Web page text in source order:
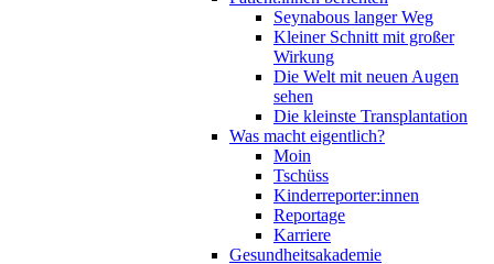
Seynabous langer Weg
Kleiner Schnitt mit großer
Wirkung
Die Welt mit neuen Augen
sehen
Die kleinste Transplantation
Was macht eigentlich?
Moin
Tschüss
Kinderreporter:innen
Reportage
Karriere
Gesundheitsakademie